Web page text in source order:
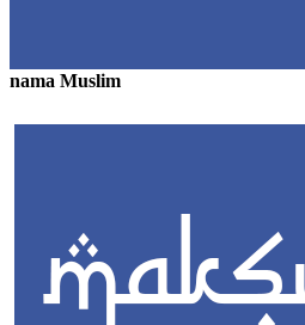
nama Muslim